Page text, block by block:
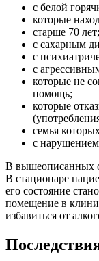
с белой
которые
старше 70 лет;
с сахарным
с
с
которые не
помощь;
которые
семья
с
В вышеописанных
В стационаре
его состояние
помещение в
избавиться от